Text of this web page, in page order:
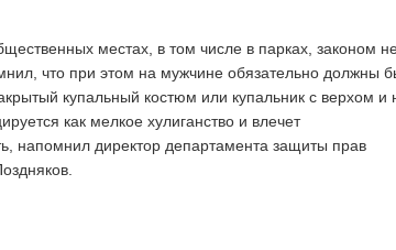
местах, в том числе в парках, законом
что при этом на мужчине обязательно должны
купальный костюм или купальник с верхом и
как мелкое хулиганство и влечет
напомнил директор департамента защиты прав